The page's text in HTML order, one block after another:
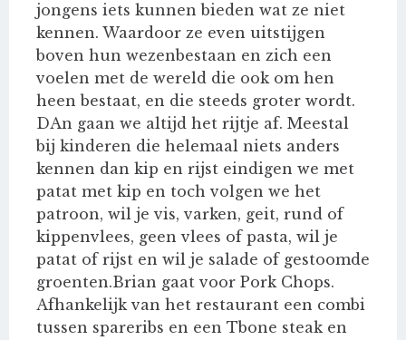
jongens iets kunnen bieden wat ze niet
kennen. Waardoor ze even uitstijgen
boven hun wezenbestaan en zich een
voelen met de wereld die ook om hen
heen bestaat, en die steeds groter wordt.
DAn gaan we altijd het rijtje af. Meestal
bij kinderen die helemaal niets anders
kennen dan kip en rijst eindigen we met
patat met kip en toch volgen we het
patroon, wil je vis, varken, geit, rund of
kippenvlees, geen vlees of pasta, wil je
patat of rijst en wil je salade of gestoomde
groenten.Brian gaat voor Pork Chops.
Afhankelijk van het restaurant een combi
tussen spareribs en een Tbone steak en